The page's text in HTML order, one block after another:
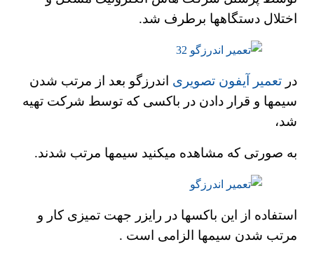
اختلال دستگاهها برطرف شد.
در تعمیر آیفون تصویری اندرزگو بعد از مرتب شدن
سیمها و قرار دادن در باکسی که توسط شرکت تهیه
شد،
به صورتی که مشاهده میکنید سیمها مرتب شدند.
استفاده از این باکسها در رایزر جهت تمیزی کار و
مرتب شدن سیمها الزامی است .